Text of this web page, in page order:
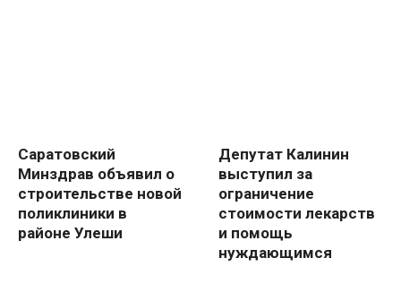
Саратовский
Минздрав объявил о
строительстве новой
поликлиники в
районе Улеши
Депутат Калинин
выступил за
ограничение
стоимости лекарств
и помощь
нуждающимся